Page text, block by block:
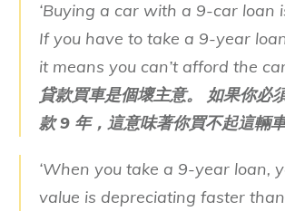
‘Buying a car with a 9-car loan
If you have to take a 9-year
it means you can’t afford the
貸款買車是個壞主意。 如果你必
款 9 年，這意味著你買不起這輛車
‘When you take a 9-year loan,
value is depreciating faster